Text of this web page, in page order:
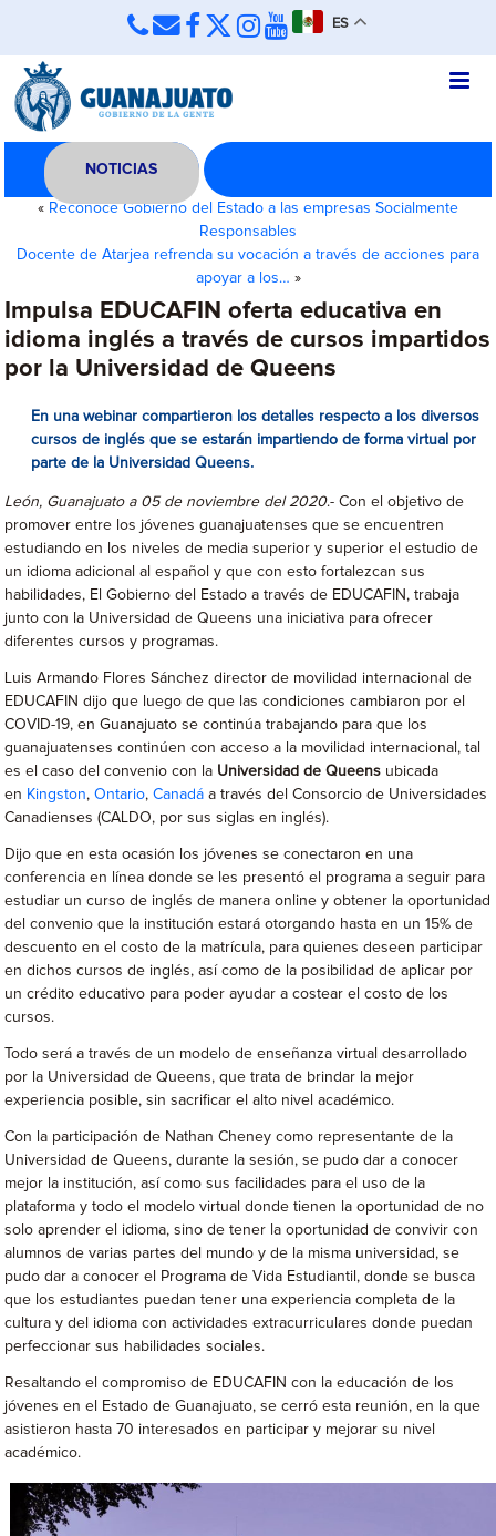
ES
NOTICIAS
« Reconoce Gobierno del Estado a las empresas Socialmente
Responsables
Docente de Atarjea refrenda su vocación a través de acciones para
apoyar a los… »
Impulsa EDUCAFIN oferta educativa en
idioma inglés a través de cursos impartidos
por la Universidad de Queens
En una webinar compartieron los detalles respecto a los diversos
cursos de inglés que se estarán impartiendo de forma virtual por
parte de la Universidad Queens.
León, Guanajuato a 05 de noviembre del 2020.- Con el objetivo de
promover entre los jóvenes guanajuatenses que se encuentren
estudiando en los niveles de media superior y superior el estudio de
un idioma adicional al español y que con esto fortalezcan sus
habilidades, El Gobierno del Estado a través de EDUCAFIN, trabaja
junto con la Universidad de Queens una iniciativa para ofrecer
diferentes cursos y programas.
Luis Armando Flores Sánchez director de movilidad internacional de
EDUCAFIN dijo que luego de que las condiciones cambiaron por el
COVID-19, en Guanajuato se continúa trabajando para que los
guanajuatenses continúen con acceso a la movilidad internacional, tal
es el caso del convenio con la Universidad de Queens ubicada
en Kingston,Ontario,Canadá a través del Consorcio de Universidades
Canadienses (CALDO, por sus siglas en inglés).
Dijo que en esta ocasión los jóvenes se conectaron en una
conferencia en línea donde se les presentó el programa a seguir para
estudiar un curso de inglés de manera online y obtener la oportunidad
del convenio que la institución estará otorgando hasta en un 15% de
descuento en el costo de la matrícula, para quienes deseen participar
en dichos cursos de inglés, así como de la posibilidad de aplicar por
un crédito educativo para poder ayudar a costear el costo de los
cursos.
Todo será a través de un modelo de enseñanza virtual desarrollado
por la Universidad de Queens, que trata de brindar la mejor
experiencia posible, sin sacrificar el alto nivel académico.
Con la participación de Nathan Cheney como representante de la
Universidad de Queens, durante la sesión, se pudo dar a conocer
mejor la institución, así como sus facilidades para el uso de la
plataforma y todo el modelo virtual donde tienen la oportunidad de no
solo aprender el idioma, sino de tener la oportunidad de convivir con
alumnos de varias partes del mundo y de la misma universidad, se
pudo dar a conocer el Programa de Vida Estudiantil, donde se busca
que los estudiantes puedan tener una experiencia completa de la
cultura y del idioma con actividades extracurriculares donde puedan
perfeccionar sus habilidades sociales.
Resaltando el compromiso de EDUCAFIN con la educación de los
jóvenes en el Estado de Guanajuato, se cerró esta reunión, en la que
asistieron hasta 70 interesados en participar y mejorar su nivel
académico.